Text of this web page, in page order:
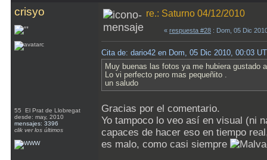
crisyo
55 El Prat de Llobregat
desde: may, 2010
mensajes: 3396
clik ver los últimos
re.: Saturno 04/12/2010
« respuesta #28 : Dom, 05 Dic
Cita de: dario42 en Dom, 05 Dic 2010, 00:03
Muy buenas las fotos ya me hubiera gustado
Lo vi perfecto pero mas pequeñito .
un saludo
Gracias por el comentario.
Yo tampoco lo veo así en visual (ni
capaces de hacer eso en tiempo
es malo, como casi siempre